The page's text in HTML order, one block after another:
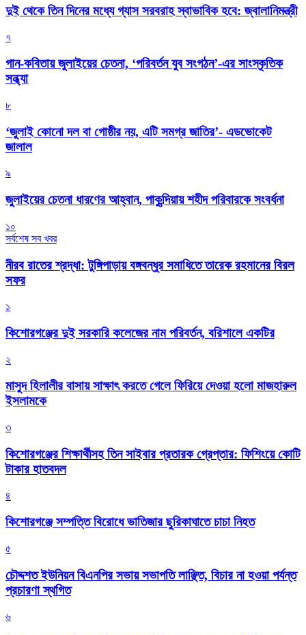
দুই থেকে তিন দিনের মধ্যে গ্যাস সরবরাহ স্বাভাবিক হবে: জ্বালানিমন্ত্রী
৭
গান-কবিতায় জুলাইয়ের চেতনা, ‘পরিবর্তন যুব সংগঠন’-এর সাংস্কৃতিক
সন্ধ্যা
৮
‘জুলাই কোনো দল বা গোষ্ঠীর নয়, এটি সমগ্র জাতির’- এডভোকেট
জালাল
৯
জুলাইয়ের চেতনা ধারণের আহ্বান, পাকুন্দিয়ায় শহীদ পরিবারকে সংবর্ধনা
১০
সর্বশেষ সব খবর
নীরব রাতের শ্রদ্ধা: টুঙ্গিপাড়ায় বঙ্গবন্ধুর সমাধিতে তারেক রহমানের বিরল
সফর
১
কিশোরগঞ্জের দুই সরকারি কলেজের নাম পরিবর্তন, বরিশালে একটির
২
মাসুদ হিলালীর বাসায় সাক্ষাৎ করতে গেলে ফিরিয়ে দেওয়া হলো মাজহারুল
ইসলামকে
৩
কিশোরগঞ্জের শিক্ষার্থীসহ তিন সাইবার প্রতারক গ্রেপ্তার: ফিশিংয়ে কোটি
টাকার হাতবদল
৪
কিশোরগঞ্জে সম্পত্তি বিরোধে ভাতিজার ছুরিকাঘাতে চাচা নিহত
৫
চৌদ্দশত ইউনিয়ন বিএনপির সভায় সভাপতি লাঞ্ছিত, বিচার না হওয়া পর্যন্ত
প্রচারণা স্থগিত
৬